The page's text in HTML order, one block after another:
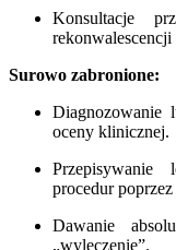
Konsultacje
rekonwalescencji
Surowo zabronione:
Diagnozowanie
oceny klinicznej.
procedur
Dawanie
„wyleczenie”.